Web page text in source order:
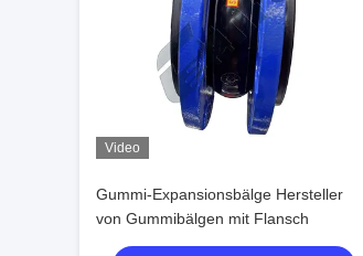
Video
Gummi-Expansionsbälge Hersteller
von Gummibälgen mit Flansch